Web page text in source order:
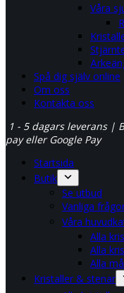
Våra
Spå dig själv online
Om oss
Kontakta oss
1 - 5 dagars leverans |
pay eller Google Pay
Startsida
Butik
Se utbud
Vanliga
Våra
Alla
Alla
Alla
Kristaller & stenar